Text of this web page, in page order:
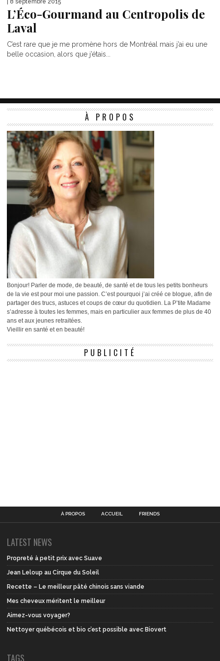
| 8 septembre 2015
L’Éco-Gourmand au Centropolis de
Laval
C’est rare que je me promène hors de Montréal mais j’ai eu une
belle occasion, alors que j’étais...
À PROPOS
Bonjour! Parler de mode, de beauté, de santé et de tous les petits bonheurs
de la vie est pour moi une passion. C’est pourquoi j’ai créé ce blogue, afin de
partager des trucs, astuces et coups de cœur du quotidien. La P’tite Madame
s’adresse à toutes les femmes, mais en particulier aux femmes de plus de 40
ans et aux jeunes retraitées.
Vieillir en santé et en beauté!
PUBLICITÉ
À PROPOS ACCUEIL FRIENDS
LATEST NEWS
Propreté à petit prix avec Suave
Jean Leloup au Cirque du Soleil
Recette – Le meilleur pâté chinois sans viande
Mes cheveux méritent le meilleur
Aimez-vous voyager?
Nettoyer québécois et bio c’est possible avec Biovert
TAGS